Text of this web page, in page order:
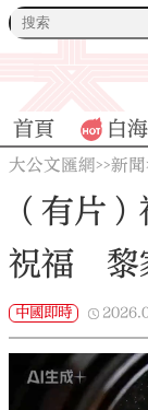
首頁 白
大公文匯網>>新聞
（有片
祝福 黎
中國即時